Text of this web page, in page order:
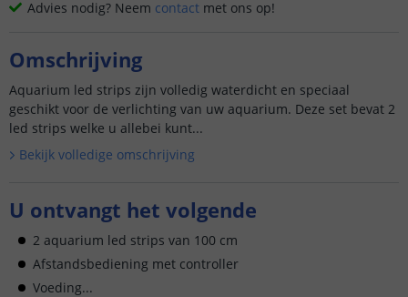
Advies nodig? Neem contact met ons op!
Omschrijving
Aquarium led strips zijn volledig waterdicht en speciaal
geschikt voor de verlichting van uw aquarium. Deze set bevat 2
led strips welke u allebei kunt...
Bekijk volledige omschrijving
U ontvangt het volgende
2 aquarium led strips van 100 cm
Afstandsbediening met controller
Voeding...